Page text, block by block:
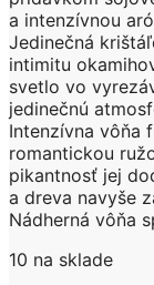
a intenzívnou
Jedinečná
intimitu
svetlo vo
jedinečnú
Intenzívna vôňa
romantickou
pikantnosť jej
a dreva navyše
Nádherná vôňa
10 na sklade